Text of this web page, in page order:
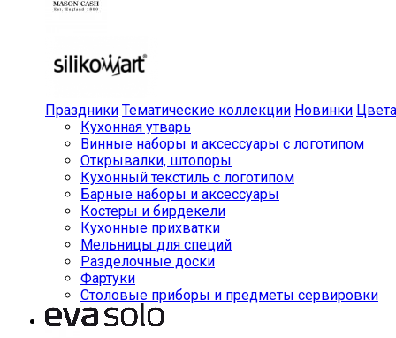
Праздники Тематические коллекции Новинки Цвета
Кухонная утварь
Винные наборы и аксессуары с логотипом
Открывалки, штопоры
Кухонный текстиль с логотипом
Барные наборы и аксессуары
Костеры и бирдекели
Кухонные прихватки
Мельницы для специй
Разделочные доски
Фартуки
Столовые приборы и предметы сервировки